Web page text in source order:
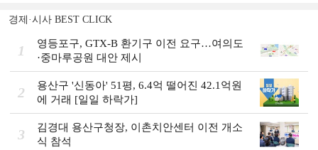
경제·시사 BEST CLICK
1
영등포구, GTX-B 환기구 이전 요구…여의도
·중마루공원 대안 제시
2
용산구 '신동아' 51평, 6.4억 떨어진 42.1억원
에 거래 [일일 하락가]
3
김경대 용산구청장, 이촌치안센터 이전 개소
식 참석